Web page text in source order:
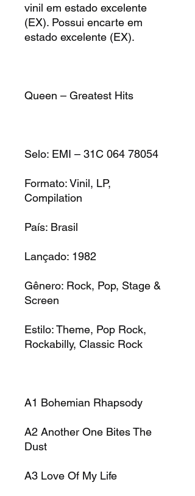
vinil em estado excelente
(EX). Possui encarte em
estado excelente (EX).
Queen – Greatest Hits
Selo: EMI – 31C 064 78054
Formato: Vinil, LP,
Compilation
País: Brasil
Lançado: 1982
Gênero: Rock, Pop, Stage &
Screen
Estilo: Theme, Pop Rock,
Rockabilly, Classic Rock
A1 Bohemian Rhapsody
A2 Another One Bites The
Dust
A3 Love Of My Life